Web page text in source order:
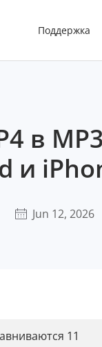
Поддержка
в
и
Jun 12, 2026
11